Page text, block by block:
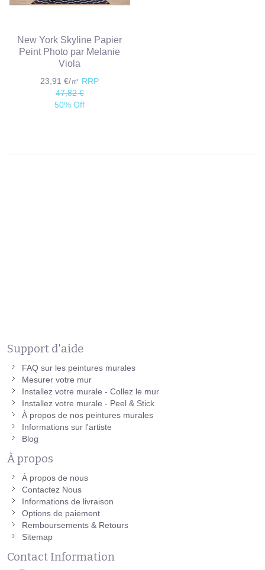
New York Skyline Papier
Peint Photo par Melanie
Viola
23,91 €/㎡ RRP
47,82 €
50% Off
Support d'aide
FAQ sur les peintures murales
Mesurer votre mur
Installez votre murale - Collez le mur
Installez votre murale - Peel & Stick
À propos de nos peintures murales
Informations sur l'artiste
Blog
À propos
À propos de nous
Contactez Nous
Informations de livraison
Options de paiement
Remboursements & Retours
Sitemap
Contact Information